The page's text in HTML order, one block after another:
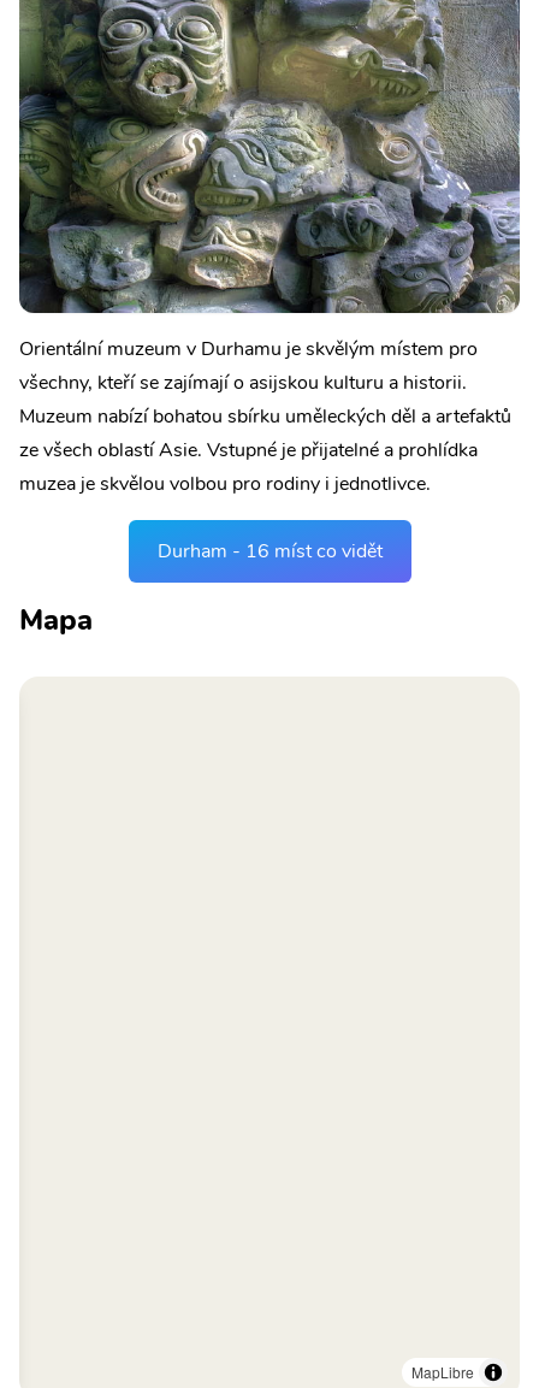
Orientální muzeum v Durhamu je skvělým místem pro
všechny, kteří se zajímají o asijskou kulturu a historii.
Muzeum nabízí bohatou sbírku uměleckých děl a artefaktů
ze všech oblastí Asie. Vstupné je přijatelné a prohlídka
muzea je skvělou volbou pro rodiny i jednotlivce.
Durham - 16 míst co vidět
Mapa
MapLibre